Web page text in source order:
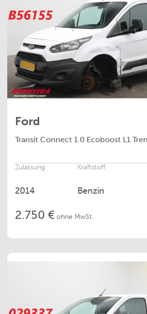
Ford
Transit Connect 1.0 Ecoboost L1
Zulassung
2014
Kraftstoff
Benzin
2.750 € ohne MwSt.